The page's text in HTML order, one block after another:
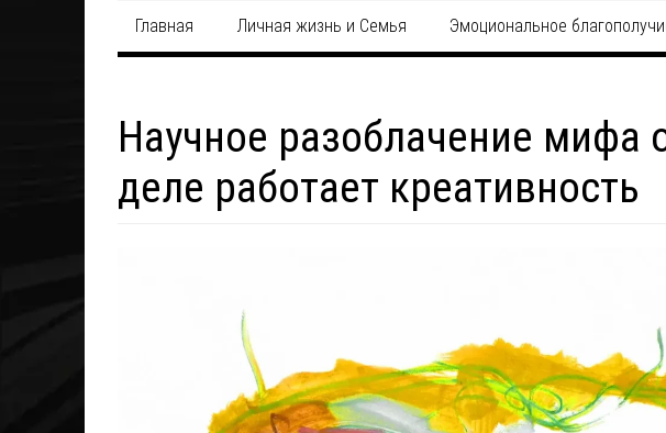
Главная Личная жизнь и Семья Эмоциональное
Научное разоблачение
деле работает креативность